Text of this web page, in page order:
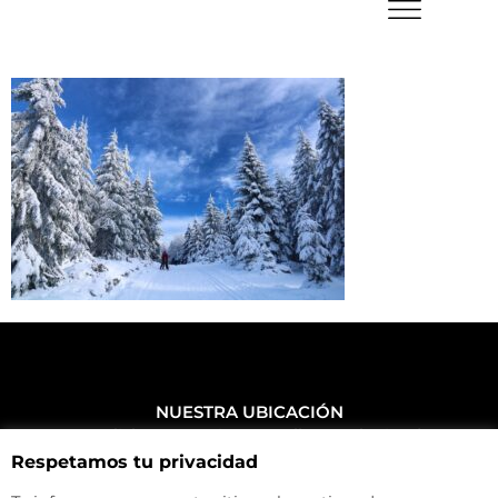
NUESTRA UBICACIÓN
Haz click aquí y mira como llegar a la tienda
CONTACTA CON NOSOTROS
+34 972 500 449
Respetamos tu privacidad